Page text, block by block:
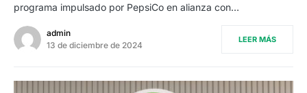
programa impulsado por PepsiCo en alianza con…
admin
13 de diciembre de 2024
LEER MÁS